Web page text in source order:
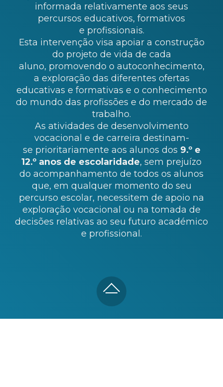
informada relativamente aos seus
percursos educativos, formativos
e profissionais.
Esta intervenção visa apoiar a construção
do projeto de vida de cada
aluno, promovendo o autoconhecimento,
a exploração das diferentes ofertas
educativas e formativas e o conhecimento
do mundo das profissões e do mercado de
trabalho.
As atividades de desenvolvimento
vocacional e de carreira destinam-
se prioritariamente aos alunos dos 9.º e
12.º anos de escolaridade, sem prejuízo
do acompanhamento de todos os alunos
que, em qualquer momento do seu
percurso escolar, necessitem de apoio na
exploração vocacional ou na tomada de
decisões relativas ao seu futuro académico
e profissional.